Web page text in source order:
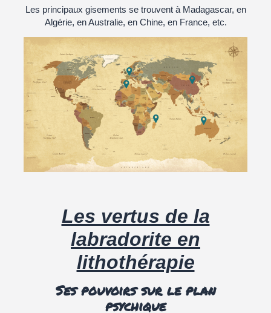
Les principaux gisements se trouvent à Madagascar, en
Algérie, en Australie, en Chine, en France, etc.
Les vertus de la
labradorite en
lithothérapie
Ses pouvoirs sur le plan
psychique